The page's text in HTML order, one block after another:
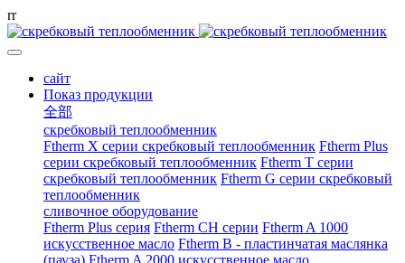
rr
сайт
Показ продукции
全部
скребковый теплообменник
Ftherm X серии скребковый теплообменник Ftherm Plus
серии скребковый теплообменник Ftherm T серии
скребковый теплообменник Ftherm G серии скребковый
теплообменник
сливочное оборудование
Ftherm Plus серия Ftherm CH серии Ftherm A 1000
искусственное масло Ftherm B - пластинчатая маслянка
(пауза) Ftherm A 2000 искусственное масло